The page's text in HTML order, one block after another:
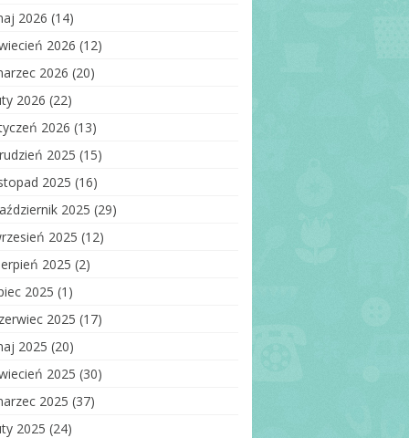
wizyjny –
wejść
informacyjna –
wejść
informacyjna –
2026 (14)
2026 (12)
2026 (20)
2026 (22)
2026 (13)
2025 (15)
2025 (16)
2025 (29)
2025 (12)
2025 (2)
2025 (1)
2025 (17)
2025 (20)
2025 (30)
2025 (37)
2025 (24)